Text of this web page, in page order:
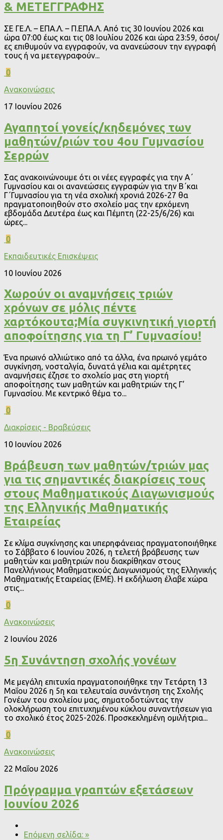
& ΜΕΤΕΓΓΡΑΦΗΣ
ΣΕ ΓΕ.Λ. – ΕΠΑ.Λ. – Π.ΕΠΑ.Λ. Από τις 30 Ιουνίου 2026 και
ώρα 07:00 έως και τις 08 Ιουλίου 2026 και ώρα 23:59, όσοι/
ες επιθυμούν να εγγραφούν, να ανανεώσουν την εγγραφή
τους ή να μετεγγραφούν...
0
Ανακοινώσεις
17 Ιουνίου 2026
Αγαπητοί γονείς/κηδεμόνες των
μαθητών/ριών του 4ου Γυμνασίου
Σερρών
Σας ανακοινώνουμε ότι οι νέες εγγραφές για την Α΄
Γυμνασίου και οι ανανεώσεις εγγραφών για την Β΄και
Γ΄Γυμνασίου για τη νέα σχολική χρονιά 2026-27 θα
πραγματοποιηθούν στο σχολείο μας την ερχόμενη
εβδομάδα Δευτέρα έως και Πέμπτη (22-25/6/26) και
ώρες...
0
Εκπαιδευτικές Επισκέψεις
10 Ιουνίου 2026
Χωρούν οι αναμνήσεις τριών
χρόνων σε μόλις πέντε
χαρτόκουτα;Μία συγκινητική γιορτή
αποφοίτησης για τη Γ’ Γυμνασίου!
Ένα πρωινό αλλιώτικο από τα άλλα, ένα πρωινό γεμάτο
συγκίνηση, νοσταλγία, δυνατά γέλια και αμέτρητες
αναμνήσεις έζησε το σχολείο μας στη γιορτή
αποφοίτησης των μαθητών και μαθητριών της Γ’
Γυμνασίου. Με κεντρικό θέμα το...
0
Διακρίσεις - Βραβεύσεις
10 Ιουνίου 2026
Βράβευση των μαθητών/τριών μας
για τις σημαντικές διακρίσεις τους
στους Μαθηματικούς Διαγωνισμούς
της Ελληνικής Μαθηματικής
Εταιρείας
Σε κλίμα συγκίνησης και υπερηφάνειας πραγματοποιήθηκε
το Σάββατο 6 Ιουνίου 2026, η τελετή βράβευσης των
μαθητών και μαθητριών που διακρίθηκαν στους
Πανελλήνιους Μαθηματικούς Διαγωνισμούς της Ελληνικής
Μαθηματικής Εταιρείας (ΕΜΕ). Η εκδήλωση έλαβε χώρα
στις...
0
Ανακοινώσεις
2 Ιουνίου 2026
5η Συνάντηση σχολής γονέων
Με μεγάλη επιτυχία πραγματοποιήθηκε την Τετάρτη 13
Μαΐου 2026 η 5η και τελευταία συνάντηση της Σχολής
Γονέων του σχολείου μας, σηματοδοτώντας την
ολοκλήρωση του επιτυχημένου κύκλου συναντήσεων για
το σχολικό έτος 2025-2026. Προσκεκλημένη ομιλήτρια...
0
Ανακοινώσεις
22 Μαΐου 2026
Πρόγραμμα γραπτών εξετάσεων
Ιουνίου 2026
Επόμενη σελίδα: »